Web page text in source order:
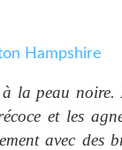
la peau noire.
et les
avec des